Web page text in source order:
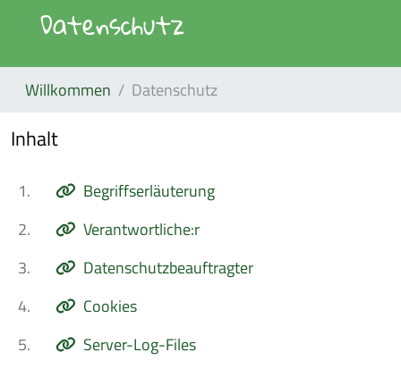
Datenschutz
Willkommen Datenschutz
Inhalt
1.
Begriffserläuterung
2.
Verantwortliche:r
3.
Datenschutzbeauftragter
4.
Cookies
5.
Server-Log-Files